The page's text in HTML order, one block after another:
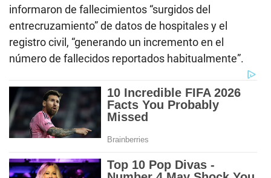
informaron de fallecimientos “surgidos del
entrecruzamiento” de datos de hospitales y el
registro civil, “generando un incremento en el
número de fallecidos reportados habitualmente”.